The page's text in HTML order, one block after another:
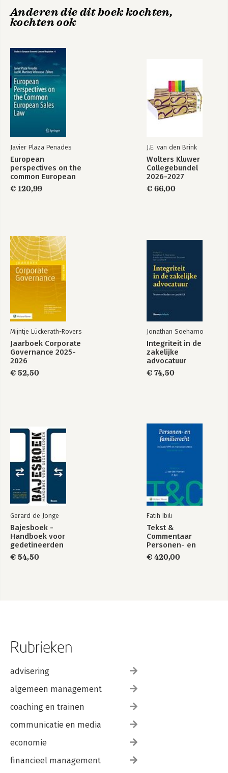
II. Synthesis of comparative case studies by Jurisdiction
Case 1
Case 4
Case 5
Case 6
Case 7
Case 8
Case 9
Case 10
Case 13
Case 14
Case 15
Anderen die dit boek kochten,
kochten ook
Javier Plaza Penades
European
perspectives on the
common European
sales law
€ 120,99
J.E. van den Brink
Wolters Kluwer
Collegebundel
2026-2027
€ 66,00
Mijntje Lückerath-Rovers
Jaarboek Corporate
Governance 2025-
2026
€ 52,50
Jonathan Soeharno
Integriteit in de
zakelijke
advocatuur
€ 74,50
Gerard de Jonge
Bajesboek -
Handboek voor
gedetineerden
€ 54,50
Fatih Ibili
Tekst &
Commentaar
Personen- en
Familierecht
€ 420,00
Rubrieken
advisering
algemeen management
coaching en trainen
communicatie en media
economie
financieel management